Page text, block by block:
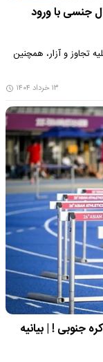
جنسی با ورود
تجاوز و آزار، همچنین
۱۳ خرداد ۱۴۰۴
در کره جنوبی ! | بیانیه